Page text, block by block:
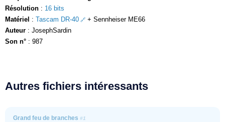
Résolution : 16 bits
Matériel : Tascam DR-40
+ Sennheiser ME66
Auteur : JosephSardin
Son n° : 987
Autres fichiers intéressants
Grand feu de branches #1